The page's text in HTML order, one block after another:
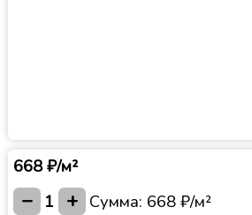
668 ₽/м²
− 1 + Сумма: 668 ₽/м²